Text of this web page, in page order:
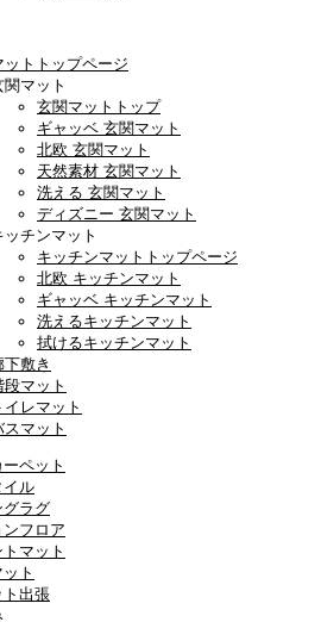
ットトップページ
関マット
玄関マットトップ
ギャッベ 玄関マット
北欧 玄関マット
天然素材 玄関マット
洗える 玄関マット
ディズニー 玄関マット
ッチンマット
キッチンマットトップページ
北欧 キッチンマット
ギャッベ キッチンマット
洗えるキッチンマット
拭けるキッチンマット
下敷き
段マット
イレマット
スマット
ペット
イル
グラグ
フロア
マット
ト
ト出張